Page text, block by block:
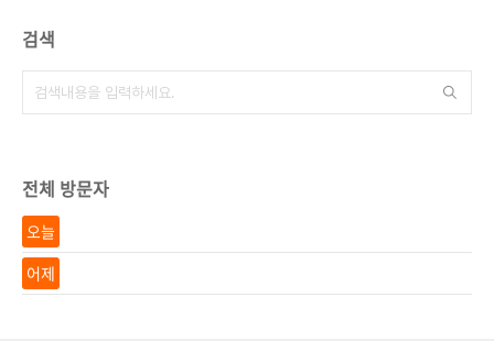
검색
전체 방문자
오늘
어제